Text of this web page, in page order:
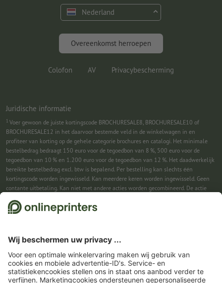
Premium programma
Gratis lettertypes en fonts
Marketing en insights
Nederland
Overeenkomst herroepen
Colofon AV Privacybescherming
Juridische informatie
1 Voer gewoon de juiste kortingscode BROCHURESALE8, BROCHURESALE10 of
BROCHURESALE12 in het daarvoor bestemde veld in de winkelwagen in en
profiteer van korting op de gehele categorie brochures en catalogi. Het minimale
bestelbedrag bedraagt 150 euro voor de tegoedbon van 8 %, 500 euro voor de
tegoedbon van 10 % en 1.200 euro voor de tegoedbon van 12 %. Het daadwerkelijk
bereikte bestelbedrag excl. btw is bepalend. Per bestelling kan slechts één
kortingscode worden ingewisseld. Kan meerdere keren worden ingewisseld. Geen
contante uitbetaling. Kan niet met andere acties worden gecombineerd. De actie
2Je ontvangst eerst een e-mail waarin je de aanmelding voor de nieuwsbrief
ingewisseld. Geen minimumbestelwaarde. Maximale hoogte van de korting: € 150
van de bestelwaarde (netto). Geen contante uitbetaling. Kan niet worden
gecombineerd met andere acties of kortingscodes.De tegoedbon is na ontvangst
zes weken geldig.